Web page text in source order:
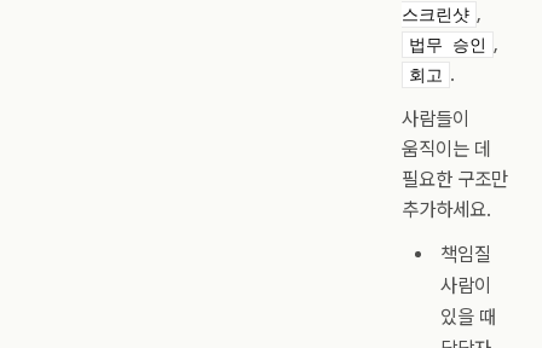
스크린샷 ,
법무 승인 ,
회고 .
사람들이
움직이는 데
필요한 구조만
추가하세요.
책임질
사람이
있을 때